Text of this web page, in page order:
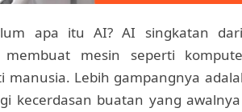
apa itu AI? AI singkatan
mesin seperti
manusia. Lebih gampangnya
kecerdasan buatan yang